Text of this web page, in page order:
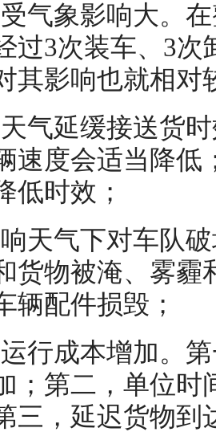
气象影响大。
过3次装车、3
其影响也就相对
气延缓接送货
速度会适当降低
低时效；
天气下对车队
货物被淹、雾霾
辆配件损毁；
行成本增加。
；第二，单位时
三，延迟货物到